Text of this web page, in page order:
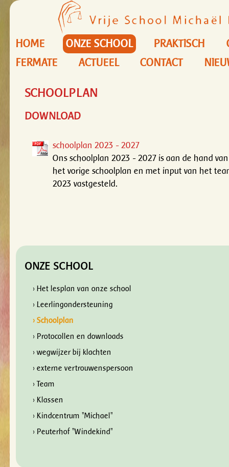
HOME ONZE SCHOOL PRAKTISCH
FERMATE
ACTUEEL CONTACT
SCHOOLPLAN
DOWNLOAD
schoolplan 2023 - 2027
Ons schoolplan 2023 - 2027 is aan de hand
het vorige schoolplan en met input van het
2023 vastgesteld.
ONZE SCHOOL
› Het lesplan van onze school
› Leerlingondersteuning
› Schoolplan
› Protocollen en downloads
› wegwijzer bij klachten
› externe vertrouwenspersoon
› Team
› Klassen
› Kindcentrum "Michael"
› Peuterhof "Windekind"